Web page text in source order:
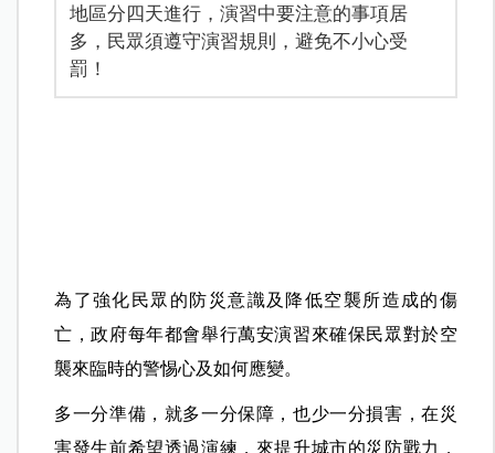
地區分四天進行，演習中要注意的事項居
多，民眾須遵守演習規則，避免不小心受
罰！